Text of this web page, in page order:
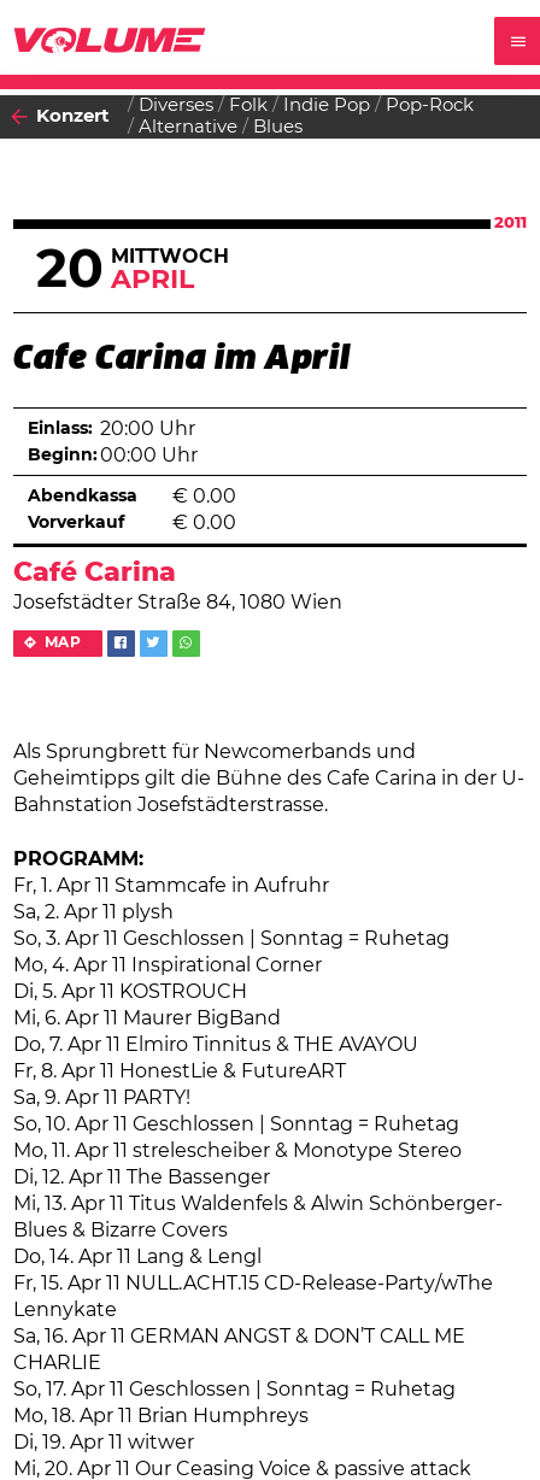
Konzert
Diverses Folk Indie Pop
Pop-Rock
Alternative
Blues
2011
20 MITTWOCH
APRIL
Cafe Carina im April
Café Carina
Josefstädter Straße 84, 1080 Wien
MAP
Einlass: 20:00 Uhr
Beginn:00:00 Uhr
Abendkassa € 0.00
Vorverkauf € 0.00
Als Sprungbrett für Newcomerbands und
Geheimtipps gilt die Bühne des Cafe Carina in der U-
Bahnstation Josefstädterstrasse.
PROGRAMM:
Fr, 1. Apr 11 Stammcafe in Aufruhr
Sa, 2. Apr 11 plysh
So, 3. Apr 11 Geschlossen | Sonntag = Ruhetag
Mo, 4. Apr 11 Inspirational Corner
Di, 5. Apr 11 KOSTROUCH
Mi, 6. Apr 11 Maurer BigBand
Do, 7. Apr 11 Elmiro Tinnitus & THE AVAYOU
Fr, 8. Apr 11 HonestLie & FutureART
Sa, 9. Apr 11 PARTY!
So, 10. Apr 11 Geschlossen | Sonntag = Ruhetag
Mo, 11. Apr 11 strelescheiber & Monotype Stereo
Di, 12. Apr 11 The Bassenger
Mi, 13. Apr 11 Titus Waldenfels & Alwin Schönberger-
Blues & Bizarre Covers
Do, 14. Apr 11 Lang & Lengl
Fr, 15. Apr 11 NULL.ACHT.15 CD-Release-Party/wThe
Lennykate
Sa, 16. Apr 11 GERMAN ANGST & DON’T CALL ME
CHARLIE
So, 17. Apr 11 Geschlossen | Sonntag = Ruhetag
Mo, 18. Apr 11 Brian Humphreys
Di, 19. Apr 11 witwer
Mi, 20. Apr 11 Our Ceasing Voice & passive attack